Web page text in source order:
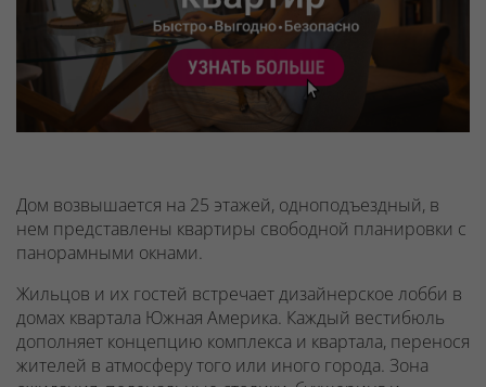
Дом возвышается на 25 этажей, одноподъездный, в
нем представлены квартиры свободной планировки с
панорамными окнами.
Жильцов и их гостей встречает дизайнерское лобби в
домах квартала Южная Америка. Каждый вестибюль
дополняет концепцию комплекса и квартала, перенося
жителей в атмосферу того или иного города. Зона